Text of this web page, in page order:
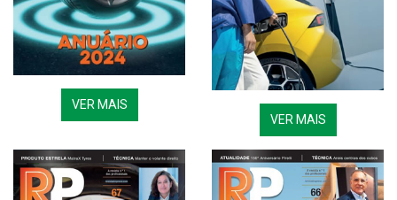
VER MAIS
VER MAIS